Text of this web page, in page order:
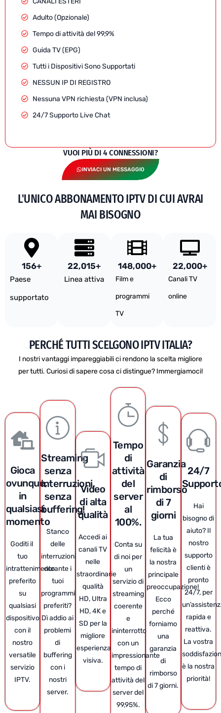
Adulto (Opzionale)
Tempo di attività del 99,9%
Guida TV (EPG)
Tutti i Dispositivi Sono Supportati
NESSUN IP DI REGISTRO
Nessuna VPN richiesta (VPN inclusa)
24/7 Supporto Live Chat
VUOI PIÙ DI 4 CONNESSIONI?
INVIACI UN MESSAGGIO
L'UNICO ABBONAMENTO IPTV DI CUI AVRAI
MAI BISOGNO
Paese
supportato
156+
Linea attiva
22,015+
Film e
programmi
TV
148,000+
Canali TV
online
22,000+
PERCHÉ TUTTI SCELGONO IPTV ITALIA?
I nostri vantaggi impareggiabili ci rendono la scelta migliore
per tutti. Curiosi di sapere cosa ci distingue? Immergiamoci!
Gioca
ovunque,
in
qualsiasi
momento
Goditi il ​​
tuo
intrattenimento
preferito
su
qualsiasi
dispositivo
con il
nostro
versatile
servizio
IPTV.
Streaming
senza
interruzioni,
senza
buffering!
Stanco
delle
interruzioni
durante i
tuoi
programmi
preferiti?
Dì addio ai
problemi
di
buffering
con i
nostri
server.
Video
di alta
qualità
Accedi ai
canali TV
nelle
straordinarie
qualità
HD, Ultra
HD, 4K e
SD per la
migliore
esperienza
visiva.
Tempo
di
attività
del
server
al
100%.
Conta su
di noi per
un
servizio di
streaming
coerente
e
ininterrotto
con un
impressionante
tempo di
attività del
server del
99,95%.
Garanzia
di
rimborso
di 7
giorni
La tua
felicità è
la nostra
principale
preoccupazione!
Ecco
perché
forniamo
una
garanzia
di
rimborso
di 7 giorni.
24/7
Hai
bisogno di
aiuto? Il
nostro
supporto
clienti è
pronto
24/7, per
rapida e
reattiva.
La vostra
è la nostra
priorità!